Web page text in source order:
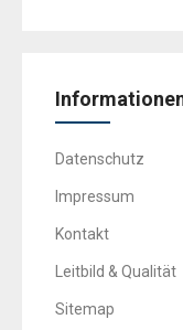
Datenschutz
Impressum
Kontakt
Leitbild & Qualität
Sitemap